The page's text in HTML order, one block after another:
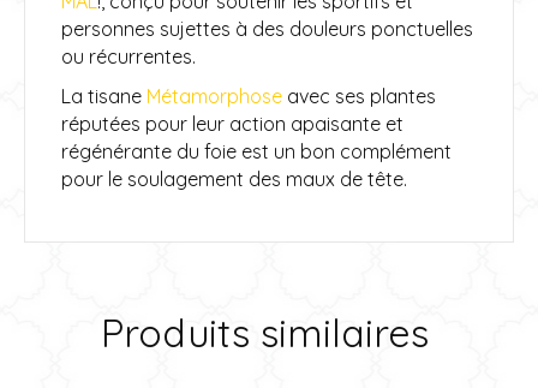
personnes sujettes à des douleurs ponctuelles
ou récurrentes.
La tisane Métamorphose avec ses plantes
réputées pour leur action apaisante et
régénérante du foie est un bon complément
pour le soulagement des maux de tête.
Produits similaires